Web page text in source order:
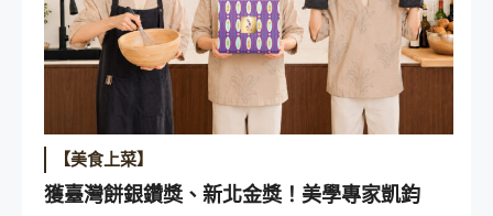
【美食上菜】
獲臺灣餅銀鑽獎、新北金獎！美學專家凱鈞